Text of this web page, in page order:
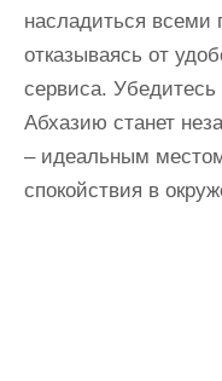
насладиться всеми
отказываясь от
сервиса.
Абхазию станет
– идеальным
спокойствия в